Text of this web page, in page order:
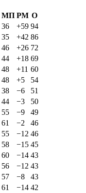
МП РМ О
36 +59 94
35 +42 86
46 +26 72
44 +18 69
48 +11 60
48 +5
54
38 −6
51
44 −3
50
55 −9
49
61 −2
46
55 −12 46
58 −15 45
60 −14 43
56 −12 43
57 −8
43
61 −14 42